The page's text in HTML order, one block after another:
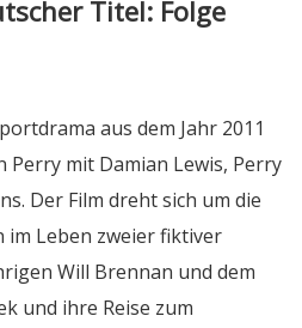
Titel: Folge
aus dem Jahr 2011
Perry mit Damian Lewis, Perry
Der Film dreht sich um die
Leben zweier fiktiver
Will Brennan und dem
und ihre Reise zum